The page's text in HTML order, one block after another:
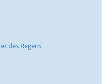
des Regens